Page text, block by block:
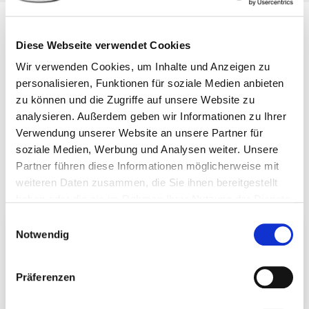
Diese Webseite verwendet Cookies
Wir verwenden Cookies, um Inhalte und Anzeigen zu
personalisieren, Funktionen für soziale Medien anbieten
zu können und die Zugriffe auf unsere Website zu
analysieren. Außerdem geben wir Informationen zu Ihrer
Verwendung unserer Website an unsere Partner für
soziale Medien, Werbung und Analysen weiter. Unsere
Partner führen diese Informationen möglicherweise mit
weiteren Daten zusammen, die Sie ihnen bereitgestellt
Notwendig
Präferenzen
Weitere Neuigkeiten
Hier finden Sie Informationen und Neuigkeiten rund
um Eurotec.
Entdecken Sie neue Kataloge, Produkte oder weitere
Themen.
Umstellung unserer Telefonanlage
Telefonanlage sind wir ab dem 07.08.2026, 12:00
Uhr, vorübergehend telefonisch nicht erreichbar.